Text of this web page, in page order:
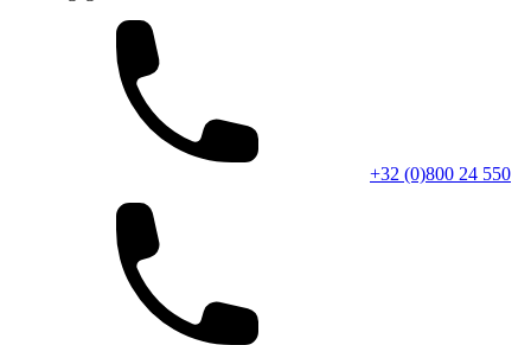
+32 (0)800 24 550